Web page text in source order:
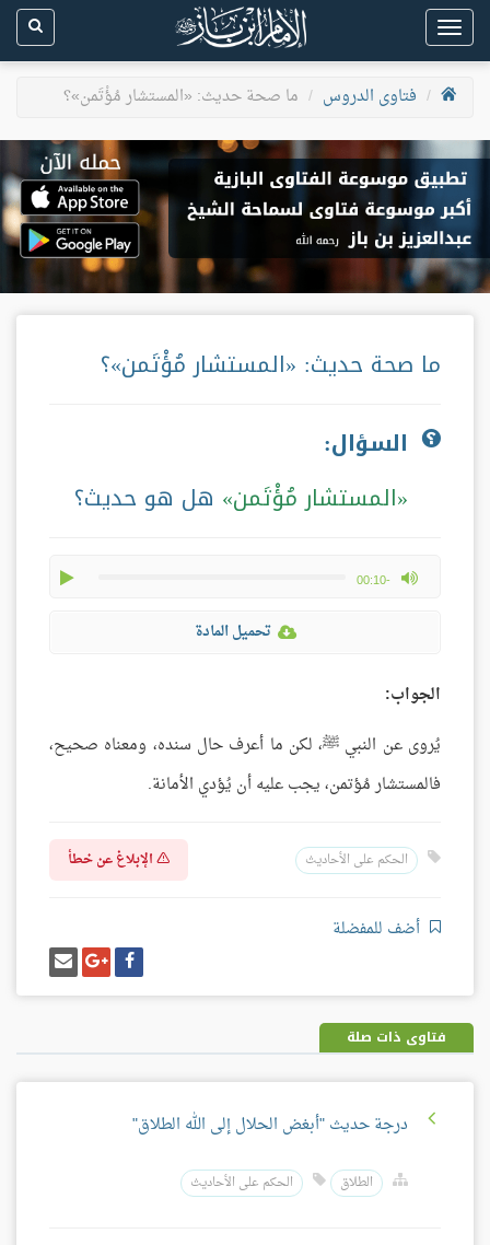
Toggle
navigation
فتاوى الدروس
ما صحة حديث: «المستشار مُؤْتَمن»؟
ما صحة حديث: «المستشار مُؤْتَمن»؟
السؤال:
المستشار مُؤْتَمن هل هو حديث؟
-00:10
max volume
تحميل المادة
الجواب:
يُروى عن النبي ﷺ، لكن ما أعرف حال سنده، ومعناه صحيح،
فالمستشار مُؤتمن، يجب عليه أن يُؤدي الأمانة.
الحكم على الأحاديث الإبلاغ عن خطأ
أضف للمفضلة
شارك
على
فيسبوك
شارك
على
غوغل
بلس
إرسل
إيميل
فتاوى ذات صلة
درجة حديث "أبغض الحلال إلى الله الطلاق"
الطلاق الحكم على الأحاديث